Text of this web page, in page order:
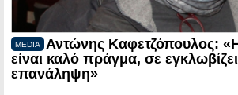
MEDIA
Αντώνης Καφετζόπουλος:
είναι καλό πράγμα, σε
επανάληψη»